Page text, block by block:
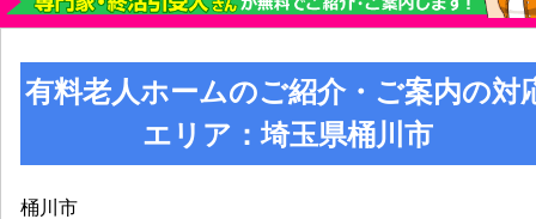
有料老人ホームのご紹介・ご案内の対
エリア：埼玉県桶川市
桶川市